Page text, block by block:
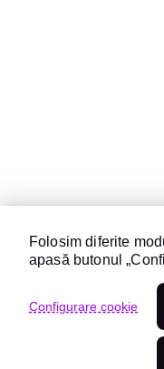
Folosim diferite
apasă butonul
Configurare cookie